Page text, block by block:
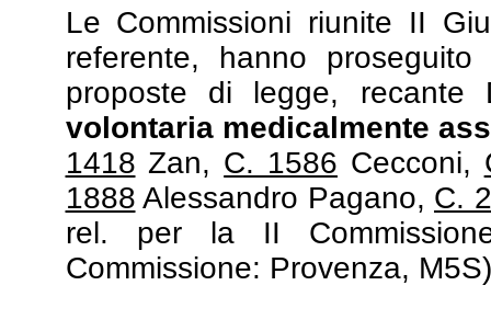
Le Commissioni riunite II
referente, hanno
proposte di legge,
volontaria medicalmente
1418 Zan, C. 1586 Cecconi,
1888 Alessandro Pagano, C.
rel. per la II
Commissione: Provenza,